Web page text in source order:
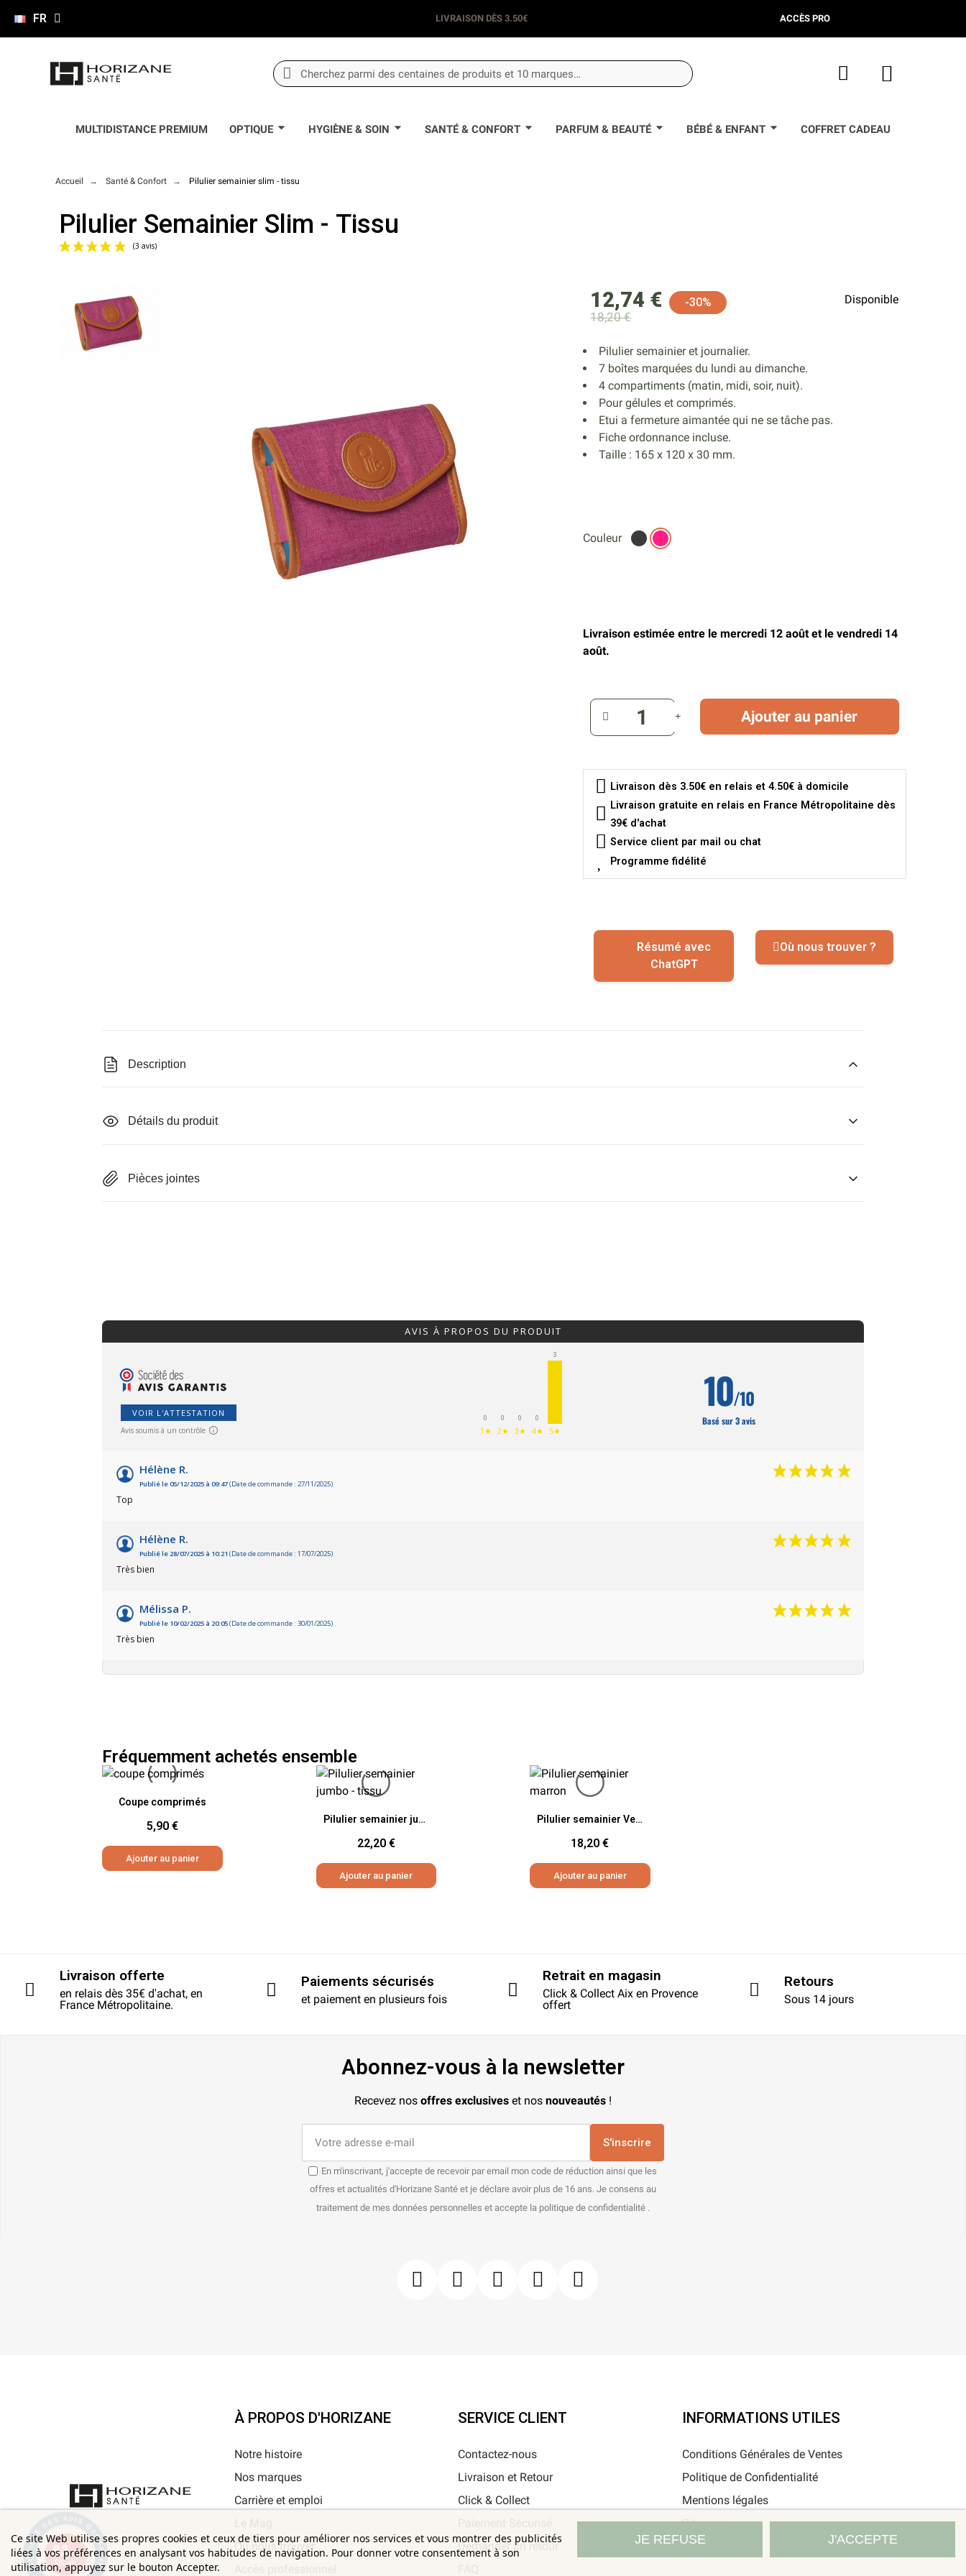
FR LIVRAISON DÈS 3.50€ ACCÈS PRO
MULTIDISTANCE PREMIUM OPTIQUE HYGIÈNE & SOIN SANTÉ & CONFORT PARFUM & BEAUTÉ BÉBÉ & ENFANT COFFRET CADEAU
Accueil Santé & Confort Pilulier semainier slim - tissu
Pilulier Semainier Slim - Tissu
18,20 €
12,74 € -30% Disponible
Pilulier semainier et journalier.
7 boîtes marquées du lundi au dimanche.
4 compartiments (matin, midi, soir, nuit).
Pour gélules et comprimés.
Etui a fermeture aimantée qui ne se tâche pas.
Fiche ordonnance incluse.
Taille : 165 x 120 x 30 mm.
Couleur
Livraison estimée entre le mercredi 12 août et le vendredi 14
août.
Ajouter au panier
Livraison dès 3.50€ en relais et 4.50€ à domicile
Livraison gratuite en relais en France Métropolitaine dès
39€ d'achat
Service client par mail ou chat
Programme fidélité
Résumé avec
ChatGPT
Où nous trouver ?
Description
Détails du produit
Pièces jointes
AVIS À PROPOS DU PRODUIT
VOIR L'ATTESTATION
Avis soumis à un contrôle
0
1★
0
2★
0
3★
0
4★
3
5★
10/10
Basé sur 3 avis
Hélène R.
Publié le 05/12/2025 à 09:47(Date de commande : 27/11/2025)
Top
Hélène R.
Publié le 28/07/2025 à 10:21 (Date de commande : 17/07/2025)
Très bien
Mélissa P.
Publié le 10/02/2025 à 20:05(Date de commande : 30/01/2025)
Très bien
Fréquemment achetés ensemble
Aperçu rapide
Coupe comprimés
5,90 €
Ajouter au panier
Aperçu rapide Pilulier semainier jumbo - tissu
22,20 €
Ajouter au panier
Aperçu rapide Pilulier semainier Velvet - Velours
18,20 €
Ajouter au panier
Livraison offerte
en relais dès 35€ d'achat, en
France Métropolitaine.
Paiements sécurisés
et paiement en plusieurs fois
Retrait en magasin
Click & Collect Aix en Provence
offert
Retours
Sous 14 jours
Abonnez-vous à la newsletter
Recevez nos offres exclusives et nos nouveautés !
S'inscrire
En m'inscrivant, j'accepte de recevoir par email mon code de réduction ainsi que les
offres et actualités d'Horizane Santé et je déclare avoir plus de 16 ans. Je consens au
traitement de mes données personnelles et accepte la politique de confidentialité .
Ce site Web utilise ses propres cookies et ceux de tiers pour améliorer nos services et vous montrer des publicités
liées à vos préférences en analysant vos habitudes de navigation. Pour donner votre consentement à son
utilisation, appuyez sur le bouton Accepter.
JE REFUSE J'ACCEPTE
À PROPOS D'HORIZANE
Notre histoire
Nos marques
Carrière et emploi
Où nous trouver
SERVICE CLIENT
Contactez-nous
Livraison et Retour
Click & Collect
Demander un retour
INFORMATIONS UTILES
Conditions Générales de Ventes
Politique de Confidentialité
Mentions légales
Sitemap
9.3/10
685 avis